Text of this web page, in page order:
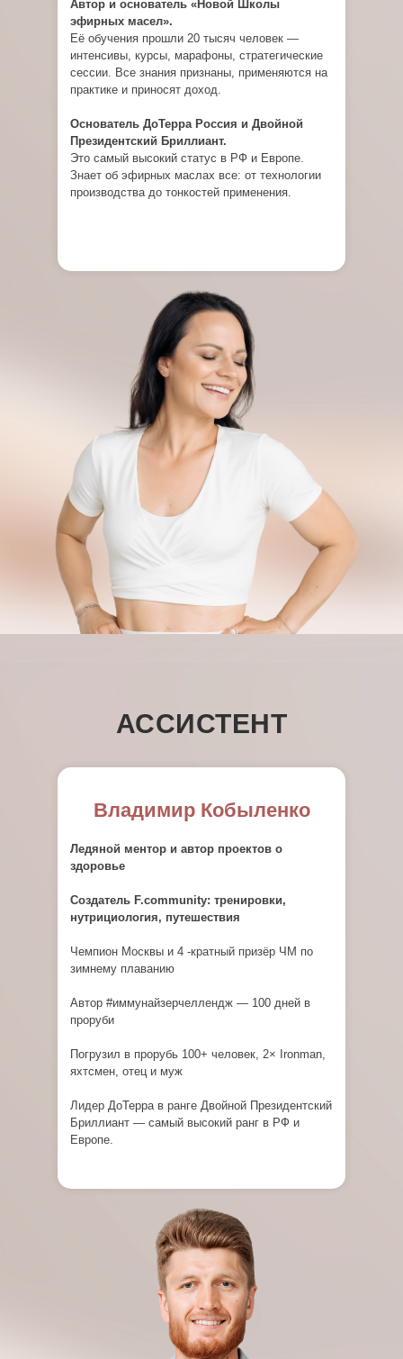
Автор и основатель «Новой Школы
эфирных масел».
Её обучения прошли 20 тысяч человек —
интенсивы, курсы, марафоны, стратегические
сессии. Все знания признаны, применяются на
практике и приносят доход.
Основатель ДоТерра Россия и Двойной
Президентский Бриллиант.
Это самый высокий статус в РФ и Европе.
Знает об эфирных маслах все: от технологии
производства до тонкостей применения.
Владимир Кобыленко
Ледяной ментор и автор проектов о
здоровье
Создатель F.community: тренировки,
нутрициология, путешествия
Чемпион Москвы и 4 -кратный призёр ЧМ по
зимнему плаванию
Автор #иммунайзерчеллендж — 100 дней в
проруби
Погрузил в прорубь 100+ человек, 2× Ironman,
яхтсмен, отец и муж
Лидер ДоТерра в ранге Двойной Президентский
Бриллиант — самый высокий ранг в РФ и
Европе.
АССИСТЕНТ